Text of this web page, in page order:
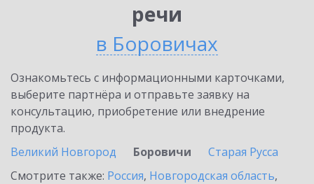
речи
в Боровичах
Ознакомьтесь с информационными карточками,
выберите партнёра и отправьте заявку на
консультацию, приобретение или внедрение
продукта.
Великий Новгород
Боровичи
Старая Русса
Смотрите также: Россия, Новгородская область,